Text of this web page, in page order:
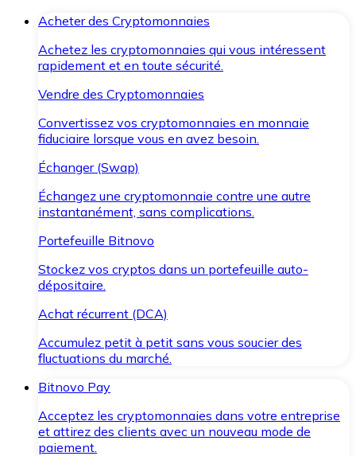
Acheter des Cryptomonnaies
Achetez les cryptomonnaies qui vous intéressent
rapidement et en toute sécurité.
Vendre des Cryptomonnaies
Convertissez vos cryptomonnaies en monnaie
fiduciaire lorsque vous en avez besoin.
Échanger (Swap)
Échangez une cryptomonnaie contre une autre
instantanément, sans complications.
Portefeuille Bitnovo
Stockez vos cryptos dans un portefeuille auto-
dépositaire.
Achat récurrent (DCA)
Accumulez petit à petit sans vous soucier des
fluctuations du marché.
Bitnovo Pay
Acceptez les cryptomonnaies dans votre entreprise
et attirez des clients avec un nouveau mode de
paiement.